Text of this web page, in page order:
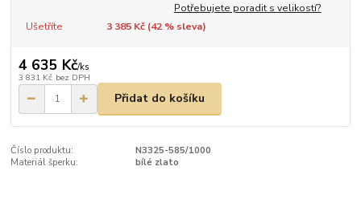
Potřebujete poradit s velikostí?
Ušetříte
3 385 Kč (42% sleva)
4 635 Kč/ks
3 831 Kč bez DPH
Přidat do košíku
Číslo produktu:
N3325-585/1000
Materiál šperku:
bílé zlato